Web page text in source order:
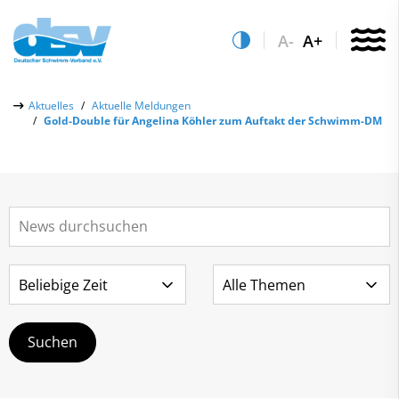
A- A+
Aktuelles
Aktuelle Meldungen
Gold-Double für Angelina Köhler zum Auftakt der Schwimm-DM
Über uns
Social-Media-Wall
Leistungs- & Wettkampfsport
Schwimmen lernen
Sportentwicklung
Service
Quicklinks
Vereinsfinder
Lizenzwesen
Zentrale Hinweisstelle
Recht auf sicheren Schwimmsport